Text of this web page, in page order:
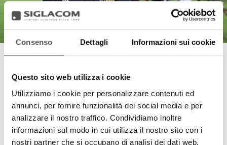
Consenso Dettagli Informazioni sui cookie
Questo sito web utilizza i cookie
Utilizziamo i cookie per personalizzare contenuti ed
annunci, per fornire funzionalità dei social media e per
analizzare il nostro traffico. Condividiamo inoltre
informazioni sul modo in cui utilizza il nostro sito con i
nostri partner che si occupano di analisi dei dati web,
HIGHLIGHTS